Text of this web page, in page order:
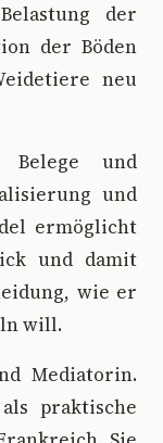
der
der Böden
neu
und
und
ermöglicht
und damit
wie er
will.
Mediatorin.
praktische